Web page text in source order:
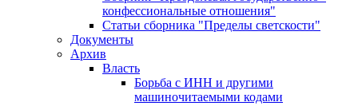
конфессиональные отношения"
Статьи сборника "Пределы светскости"
Документы
Архив
Власть
Борьба с ИНН и другими
машиночитаемыми кодами